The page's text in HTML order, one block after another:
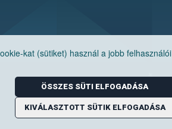
kat (sütiket) használ a jobb felhasználói
ÖSSZES SÜTI ELFOGADÁSA
KIVÁLASZTOTT SÜTIK ELFOGADÁSA